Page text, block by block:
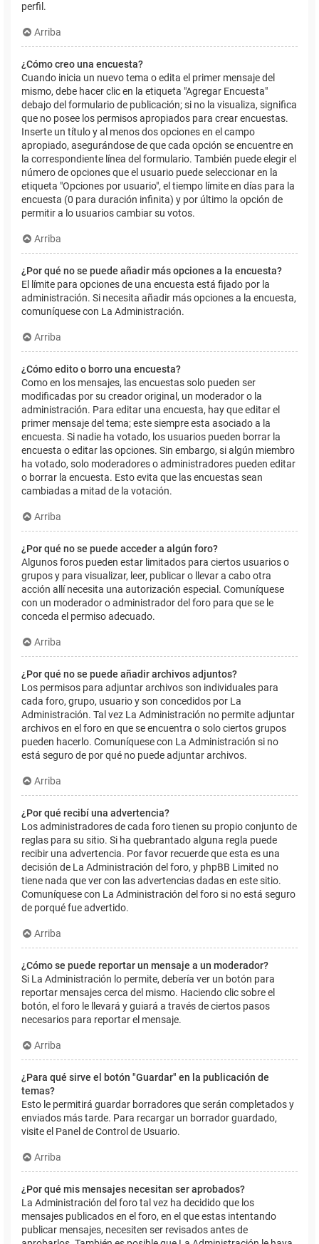
perfil.
Arriba
¿Cómo creo una encuesta?
Cuando inicia un nuevo tema o edita el primer mensaje del
mismo, debe hacer clic en la etiqueta "Agregar Encuesta"
debajo del formulario de publicación; si no la visualiza, significa
que no posee los permisos apropiados para crear encuestas.
Inserte un título y al menos dos opciones en el campo
apropiado, asegurándose de que cada opción se encuentre en
la correspondiente línea del formulario. También puede elegir el
número de opciones que el usuario puede seleccionar en la
etiqueta "Opciones por usuario", el tiempo límite en días para la
encuesta (0 para duración infinita) y por último la opción de
permitir a lo usuarios cambiar su votos.
Arriba
¿Por qué no se puede añadir más opciones a la encuesta?
El límite para opciones de una encuesta está fijado por la
administración. Si necesita añadir más opciones a la encuesta,
comuníquese con La Administración.
Arriba
¿Cómo edito o borro una encuesta?
Como en los mensajes, las encuestas solo pueden ser
modificadas por su creador original, un moderador o la
administración. Para editar una encuesta, hay que editar el
primer mensaje del tema; este siempre esta asociado a la
encuesta. Si nadie ha votado, los usuarios pueden borrar la
encuesta o editar las opciones. Sin embargo, si algún miembro
ha votado, solo moderadores o administradores pueden editar
o borrar la encuesta. Esto evita que las encuestas sean
cambiadas a mitad de la votación.
Arriba
¿Por qué no se puede acceder a algún foro?
Algunos foros pueden estar limitados para ciertos usuarios o
grupos y para visualizar, leer, publicar o llevar a cabo otra
acción allí necesita una autorización especial. Comuníquese
con un moderador o administrador del foro para que se le
conceda el permiso adecuado.
Arriba
¿Por qué no se puede añadir archivos adjuntos?
Los permisos para adjuntar archivos son individuales para
cada foro, grupo, usuario y son concedidos por La
Administración. Tal vez La Administración no permite adjuntar
archivos en el foro en que se encuentra o solo ciertos grupos
pueden hacerlo. Comuníquese con La Administración si no
está seguro de por qué no puede adjuntar archivos.
Arriba
¿Por qué recibí una advertencia?
Los administradores de cada foro tienen su propio conjunto de
reglas para su sitio. Si ha quebrantado alguna regla puede
recibir una advertencia. Por favor recuerde que esta es una
decisión de La Administración del foro, y phpBB Limited no
tiene nada que ver con las advertencias dadas en este sitio.
Comuníquese con La Administración del foro si no está seguro
de porqué fue advertido.
Arriba
¿Cómo se puede reportar un mensaje a un moderador?
Si La Administración lo permite, debería ver un botón para
reportar mensajes cerca del mismo. Haciendo clic sobre el
botón, el foro le llevará y guiará a través de ciertos pasos
necesarios para reportar el mensaje.
Arriba
¿Para qué sirve el botón "Guardar" en la publicación de
temas?
Esto le permitirá guardar borradores que serán completados y
enviados más tarde. Para recargar un borrador guardado,
visite el Panel de Control de Usuario.
Arriba
¿Por qué mis mensajes necesitan ser aprobados?
La Administración del foro tal vez ha decidido que los
mensajes publicados en el foro, en el que estas intentando
publicar mensajes, necesiten ser revisados antes de